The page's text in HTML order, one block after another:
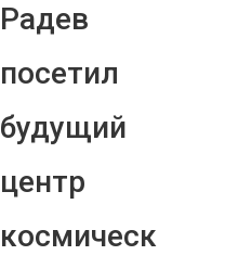
Радев
посетил
будущий
центр
космическ